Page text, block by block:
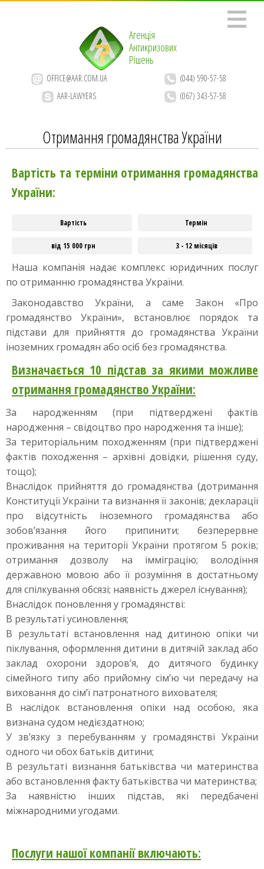
Агенція
Антикризових
Рішень
OFFICE@AAR.COM.UA
(044) 590-57-58
AAR-LAWYERS
(067) 343-57-58
Отримання громадянства України
Вартість та терміни отримання громадянства
України:
Вартість Термін
від 15 000 грн 3 - 12 місяців
Наша компанія надає комплекс юридичних послуг
по отриманню громадянства України.
Законодавство України, а саме Закон «Про
громадянство України», встановлює порядок та
підстави для прийняття до громадянства України
іноземних громадян або осіб без громадянства.
Визначається 10 підстав за якими можливе
отримання громадянство України:
За народженням (при підтверджені фактів
народження – свідоцтво про народження та інше);
За територіальним походженням (при підтверджені
фактів походження – архівні довідки, рішення суду,
тощо);
Внаслідок прийняття до громадянства (дотримання
Конституції України та визнання її законів; декларації
про відсутність іноземного громадянства або
зобов’язання його припинити; безперервне
проживання на території України протягом 5 років;
отримання дозволу на імміграцію; володіння
державною мовою або її розуміння в достатньому
для спілкування обсязі; наявність джерел існування);
Внаслідок поновлення у громадянстві:
В результаті усиновлення;
В результаті встановлення над дитиною опіки чи
піклування, оформлення дитини в дитячій заклад або
заклад охорони здоров’я, до дитячого будинку
сімейного типу або прийомну сім’ю чи передачу на
виховання до сім’ї патронатного вихователя;
В наслідок встановлення опіки над особою, яка
визнана судом недієздатною;
У зв’язку з перебуванням у громадянстві України
одного чи обох батьків дитини;
В результаті визнання батьківства чи материнства
або встановлення факту батьківства чи материнства;
За наявністю інших підстав, які передбачені
міжнародними угодами.
Послуги нашої компанії включають: